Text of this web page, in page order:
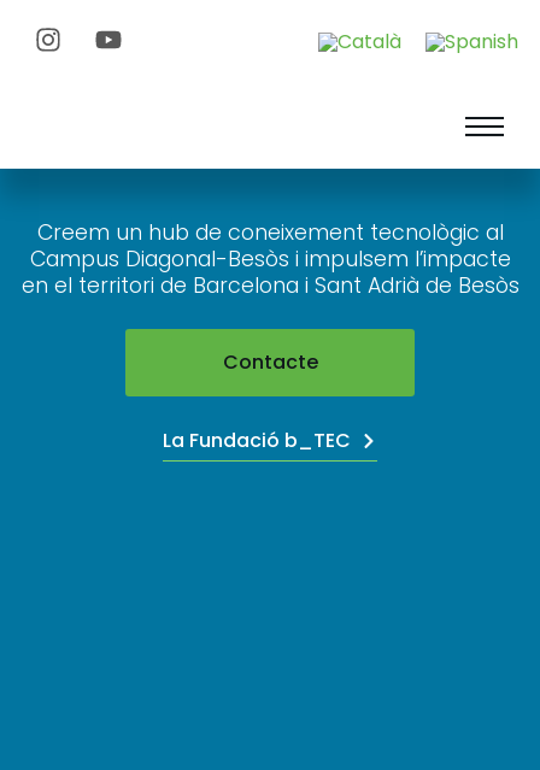
Creem un hub de coneixement tecnològic al
Campus Diagonal-Besòs i impulsem l’impacte
en el territori de Barcelona i Sant Adrià de Besòs
Contacte
La Fundació b_TEC